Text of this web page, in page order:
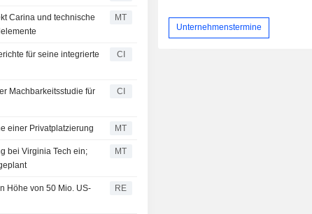
Carina und technische
MT
für seine integrierte
CI
Machbarkeitsstudie für
CI
einer Privatplatzierung MT
bei Virginia Tech ein;
MT
Höhe von 50 Mio. US-
RE
Unternehmenstermine